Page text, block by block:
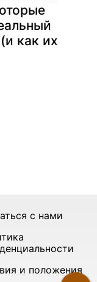
как их
с нами
и положения